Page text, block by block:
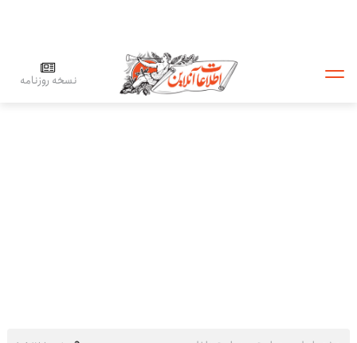
نسخه روزنامه